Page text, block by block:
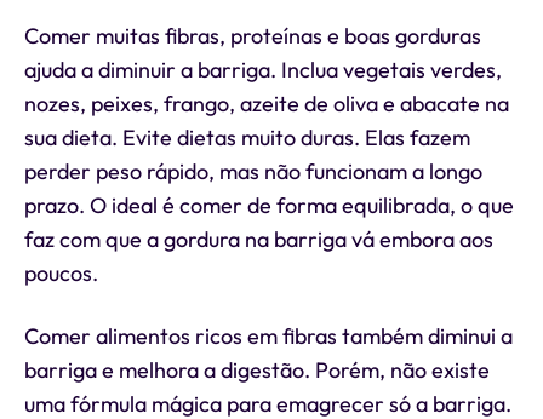
Comer muitas fibras, proteínas e boas gorduras
ajuda a diminuir a barriga. Inclua vegetais verdes,
nozes, peixes, frango, azeite de oliva e abacate na
sua dieta. Evite dietas muito duras. Elas fazem
perder peso rápido, mas não funcionam a longo
prazo. O ideal é comer de forma equilibrada, o que
faz com que a gordura na barriga vá embora aos
poucos.
Comer alimentos ricos em fibras também diminui a
barriga e melhora a digestão. Porém, não existe
uma fórmula mágica para emagrecer só a barriga.